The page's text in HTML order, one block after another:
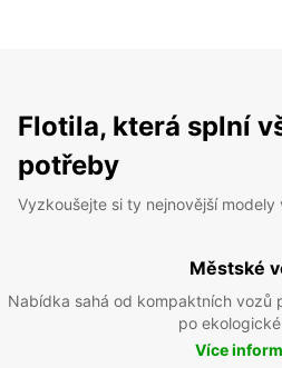
Flotila, která splní
potřeby
Vyzkoušejte si ty nejnovější modely
Městské
Nabídka sahá od kompaktních vozů
po
Více